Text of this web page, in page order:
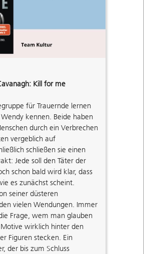
Kill for me
für Trauernde lernen
kennen. Beide haben
durch ein Verbrechen
vergeblich auf
schließen sie einen
Jede soll den Täter der
schon bald wird klar, dass
es zunächst scheint.
seiner düsteren
vielen Wendungen. Immer
Frage, wem man glauben
wirklich hinter den
Figuren stecken. Ein
der bis zum Schluss